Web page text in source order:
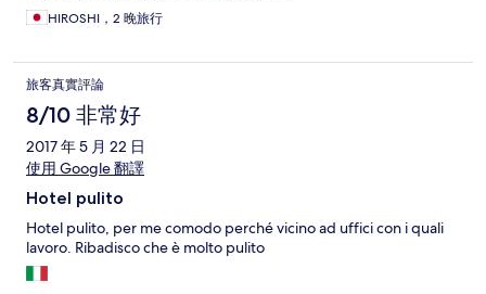
HIROSHI，2 晚旅行
旅客真實評論
8/10 非常好
2017 年 5 月 22 日
使用 Google 翻譯
Hotel pulito
Hotel pulito, per me comodo perché vicino ad uffici con i quali
lavoro. Ribadisco che è molto pulito